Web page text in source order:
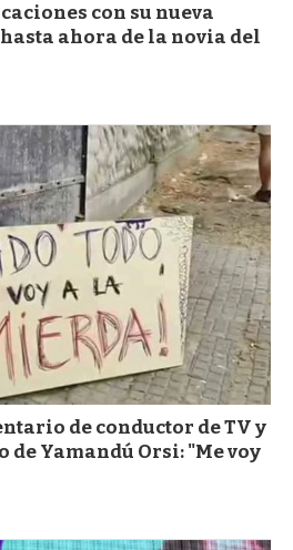
con su nueva
hasta ahora de la novia del
de conductor de TV y
Yamandú Orsi: "Me voy